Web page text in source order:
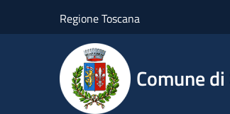
Regione Toscana
Comune